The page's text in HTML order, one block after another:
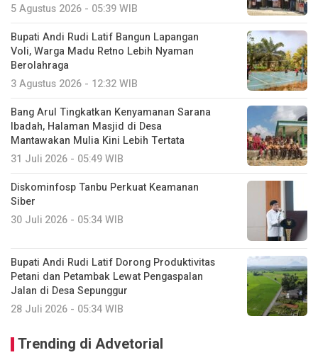
5 Agustus 2026 - 05:39 WIB
Bupati Andi Rudi Latif Bangun Lapangan
Voli, Warga Madu Retno Lebih Nyaman
Berolahraga
3 Agustus 2026 - 12:32 WIB
Bang Arul Tingkatkan Kenyamanan Sarana
Ibadah, Halaman Masjid di Desa
Mantawakan Mulia Kini Lebih Tertata
31 Juli 2026 - 05:49 WIB
Diskominfosp Tanbu Perkuat Keamanan
Siber
30 Juli 2026 - 05:34 WIB
Bupati Andi Rudi Latif Dorong Produktivitas
Petani dan Petambak Lewat Pengaspalan
Jalan di Desa Sepunggur
28 Juli 2026 - 05:34 WIB
Trending di Advetorial